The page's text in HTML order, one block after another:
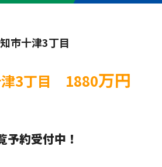
市十津3丁目
3丁目 1880万円
予約受付中！